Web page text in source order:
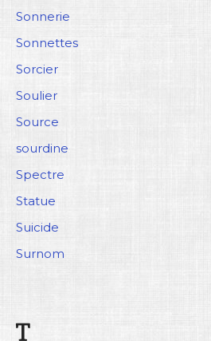
Sonnerie
Sonnettes
Sorcier
Soulier
Source
sourdine
Spectre
Statue
Suicide
Surnom
T